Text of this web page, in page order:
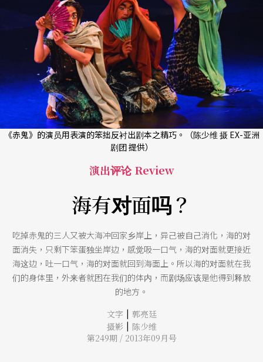
《赤鬼》的演员用表演的笨拙反衬出剧本之精巧。（陈少维 摄 EX-亚洲
剧团 提供）
演出评论 Review
海有对面吗？
吃掉赤鬼的三人又被大海冲回家乡岸上，异己被自己消化，海的对
面消失，只剩下笨蛋独坐岸边，感觉吸一口气，海的对面就更接近
海这边，吐一口气，海的对面就回到海面上。所以海的对面就在我
们的身体里，外来者就困在我们的体内，而剧场应该是他得到释放
的地方。
文字 | 郭亮廷
摄影 | 陈少维
第249期 / 2013年09月号